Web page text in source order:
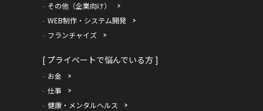
その他（企業向け）
WEB制作・システム開発
フランチャイズ
[ プライベートで悩んでいる方 ]
お金
仕事
健康・メンタルヘルス